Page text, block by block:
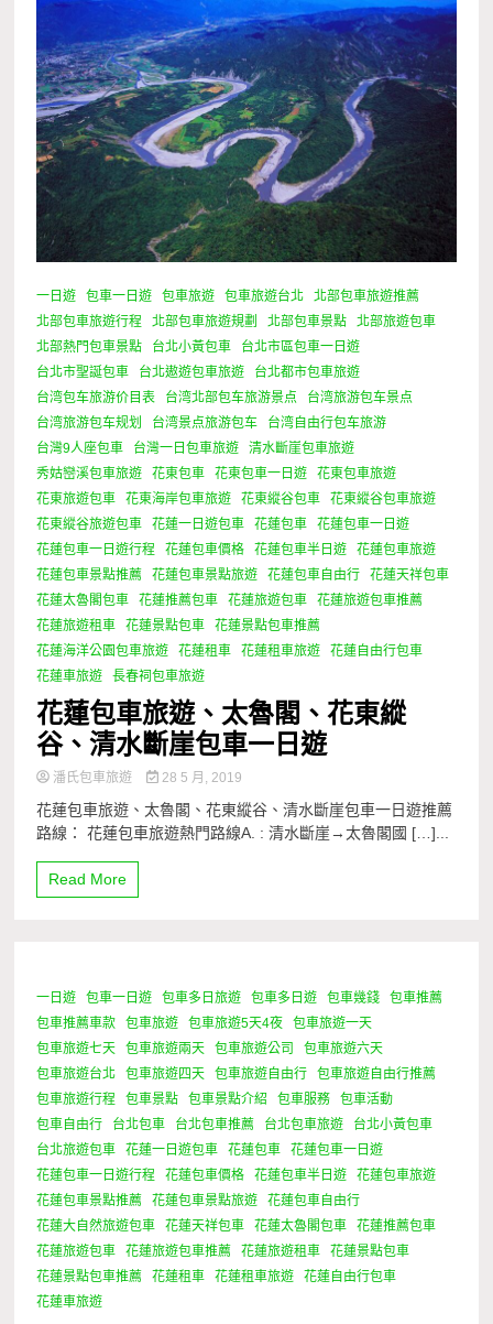
一日遊 包車一日遊 包車旅遊 包車旅遊台北
北部包車旅遊推薦
北部包車旅遊行程
北部包車旅遊規劃 北部包車景點
北部旅遊包車
北部熱門包車景點
台北小黃包車
台北市區包車一日遊
台北市聖誕包車
台北遨遊包車旅遊
台北都市包車旅遊
台湾包车旅游价目表
台湾北部包车旅游景点
台湾旅游包车景点
台湾旅游包车规划
台湾景点旅游包车
台湾自由行包车旅游
台灣9人座包車
台灣一日包車旅遊
清水斷崖包車旅遊
秀姑巒溪包車旅遊
花東包車 花東包車一日遊
花東包車旅遊
花東旅遊包車
花東海岸包車旅遊 花東縱谷包車
花東縱谷包車旅遊
花東縱谷旅遊包車
花蓮一日遊包車 花蓮包車
花蓮包車一日遊
花蓮包車一日遊行程
花蓮包車價格 花蓮包車半日遊
花蓮包車旅遊
花蓮包車景點推薦
花蓮包車景點旅遊 花蓮包車自由行
花蓮天祥包車
花蓮太魯閣包車
花蓮推薦包車 花蓮旅遊包車
花蓮旅遊包車推薦
花蓮旅遊租車
花蓮景點包車
花蓮景點包車推薦
花蓮海洋公園包車旅遊
花蓮租車 花蓮租車旅遊
花蓮自由行包車
花蓮車旅遊
長春祠包車旅遊
花蓮包車旅遊、太魯閣、花東縱
谷、清水斷崖包車一日遊
潘氏包車旅遊 28 5 月, 2019
花蓮包車旅遊、太魯閣、花東縱谷、清水斷崖包車一日遊推薦
路線： 花蓮包車旅遊熱門路線A. : 清水斷崖→太魯閣國 […]...
Read More
1 Minute
一日遊 包車一日遊 包車多日旅遊 包車多日遊 包車幾錢
包車推薦
包車推薦車款
包車旅遊 包車旅遊5天4夜
包車旅遊一天
包車旅遊七天
包車旅遊兩天 包車旅遊公司
包車旅遊六天
包車旅遊台北
包車旅遊四天 包車旅遊自由行
包車旅遊自由行推薦
包車旅遊行程
包車景點 包車景點介紹 包車服務
包車活動
包車自由行
台北包車 台北包車推薦 台北包車旅遊
台北小黃包車
台北旅遊包車
花蓮一日遊包車 花蓮包車
花蓮包車一日遊
花蓮包車一日遊行程
花蓮包車價格 花蓮包車半日遊
花蓮包車旅遊
花蓮包車景點推薦
花蓮包車景點旅遊
花蓮包車自由行
花蓮大自然旅遊包車
花蓮天祥包車 花蓮太魯閣包車
花蓮推薦包車
花蓮旅遊包車
花蓮旅遊包車推薦 花蓮旅遊租車
花蓮景點包車
花蓮景點包車推薦
花蓮租車 花蓮租車旅遊
花蓮自由行包車
花蓮車旅遊